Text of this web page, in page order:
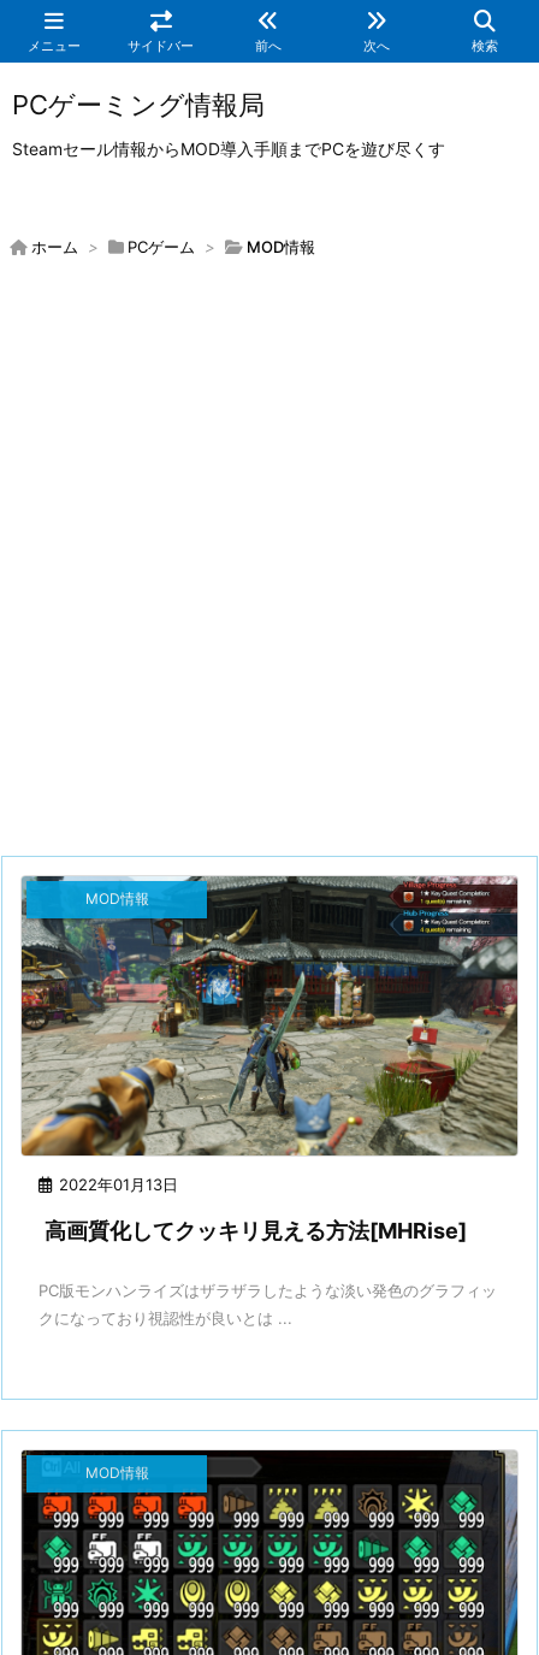
メニュー サイドバー 前へ 次へ 検索
PCゲーミング情報局
Steamセール情報からMOD導入手順までPCを遊び尽くす
ホーム > PCゲーム > MOD情報
2022年01月13日
MOD情報
高画質化してクッキリ見える方法[MHRise]
PC版モンハンライズはザラザラしたような淡い発色のグラフィッ
クになっており視認性が良いとは ...
MOD情報